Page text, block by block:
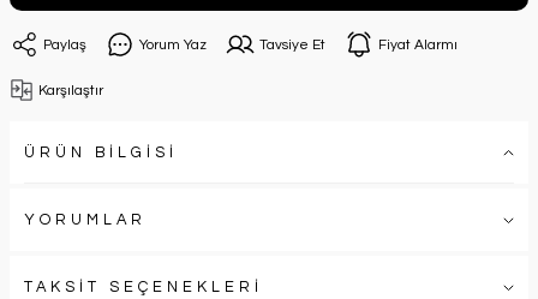
Paylaş Yorum Yaz Tavsiye Et Fiyat Alarmı
Karşılaştır
ÜRÜN BİLGİSİ
YORUMLAR
TAKSİT SEÇENEKLERİ